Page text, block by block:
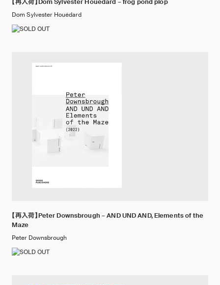
Dom Sylvester Houédard
【再入荷】Peter Downsbrough – AND UND AND, Elements of the
Maze
Peter Downsbrough